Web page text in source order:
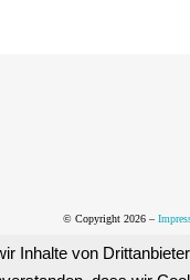
© Copyright 2026 –
Inhalte von